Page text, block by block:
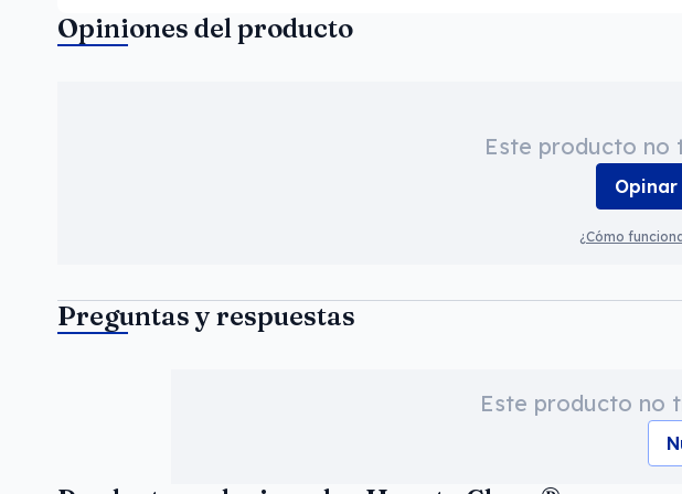
Opiniones del producto
Este producto no
¿Cómo
Preguntas y respuestas
Este producto no